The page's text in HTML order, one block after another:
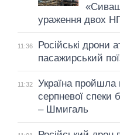
ураження двох
11:36
Російські дрони
пасажирський
11:32
Україна пройшла
серпневої спеки
– Шмигаль